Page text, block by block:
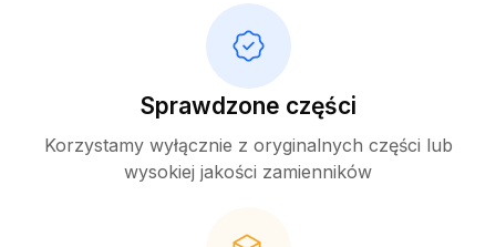
Sprawdzone części
Korzystamy wyłącznie z oryginalnych części lub
wysokiej jakości zamienników